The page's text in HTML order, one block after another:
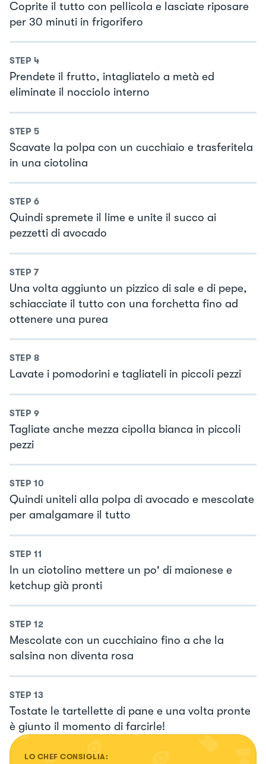
Coprite il tutto con pellicola e lasciate riposare
per 30 minuti in frigorifero
STEP 4
Prendete il frutto, intagliatelo a metà ed
eliminate il nocciolo interno
STEP 5
Scavate la polpa con un cucchiaio e trasferitela
in una ciotolina
STEP 6
Quindi spremete il lime e unite il succo ai
pezzetti di avocado
STEP 7
Una volta aggiunto un pizzico di sale e di pepe,
schiacciate il tutto con una forchetta fino ad
ottenere una purea
STEP 8
Lavate i pomodorini e tagliateli in piccoli pezzi
STEP 9
Tagliate anche mezza cipolla bianca in piccoli
pezzi
STEP 10
Quindi uniteli alla polpa di avocado e mescolate
per amalgamare il tutto
STEP 11
In un ciotolino mettere un po' di maionese e
ketchup già pronti
STEP 12
Mescolate con un cucchiaino fino a che la
salsina non diventa rosa
STEP 13
Tostate le tartellette di pane e una volta pronte
è giunto il momento di farcirle!
LO CHEF CONSIGLIA: